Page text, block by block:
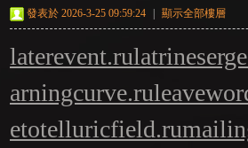
發表於 2026-3-25 09:59:24 顯示全部樓層
laterevent.ru
arningcurve.ru
etotelluricfield.ru